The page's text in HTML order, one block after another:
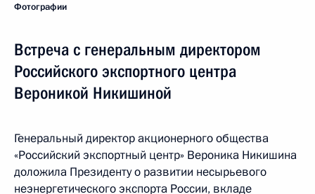
Фотографии
Встреча с генеральным директором
Российского экспортного центра
Вероникой Никишиной
Генеральный директор акционерного общества
«Российский экспортный центр» Вероника Никишина
доложила Президенту о развитии несырьевого
неэнергетического экспорта России, вкладе